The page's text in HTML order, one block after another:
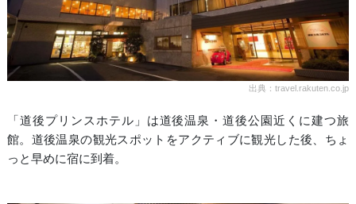
出典：travel.rakuten.co.jp
「道後プリンスホテル」は道後温泉・道後公園近くに建つ旅
館。道後温泉の観光スポットをアクティブに観光した後、ちょ
っと早めに宿に到着。